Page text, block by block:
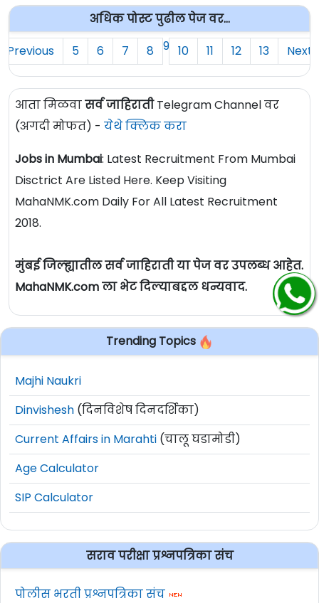
अधिक पोस्ट पुढील पेज वर...
Previous
5 6 7 8 9 10 11 12 13 Next
आता मिळवासर्व जाहिरातीTelegram Channel वर
(अगदी मोफत) - येथे क्लिक करा
Jobs in Mumbai: Latest Recruitment From Mumbai
Disctrict Are Listed Here. Keep Visiting
MahaNMK.com Daily For All Latest Recruitment
2018.
मुंबई जिल्ह्यातील सर्व जाहिराती या पेज वर उपलब्ध आहेत.
MahaNMK.com ला भेट दिल्याबद्दल धन्यवाद.
Trending Topics
Majhi Naukri
Dinvishesh (दिनविशेष दिनदर्शिका)
Current Affairs in Marahti (चालू घडामोडी)
Age Calculator
SIP Calculator
सराव परीक्षा प्रश्नपत्रिका संच
पोलीस भरती प्रश्नपत्रिका संच